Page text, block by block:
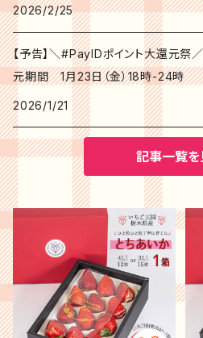
2026/2/25
【予告】＼#PayIDポイント大還元祭
元期間 1月23日（金）18時-24時
2026/1/21
記事一覧を